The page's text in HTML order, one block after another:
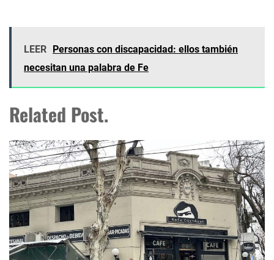
LEER
Personas con discapacidad: ellos también
necesitan una palabra de Fe
Related Post.